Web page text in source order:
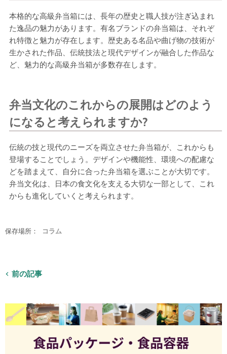
本格的な高級弁当箱には、長年の歴史と職人技が注ぎ込まれ
た逸品の魅力があります。有名ブランドの弁当箱は、それぞ
れ特徴と魅力が存在します。歴史ある名品や曲げ物の技術が
生かされた作品、伝統技法と現代デザインが融合した作品な
ど、魅力的な高級弁当箱が多数存在します。
弁当文化のこれからの展開はどのよう
になると考えられますか?
伝統の技と現代のニーズを両立させた弁当箱が、これからも
登場することでしょう。デザインや機能性、環境への配慮な
どを踏まえて、自分に合った弁当箱を選ぶことが大切です。
弁当文化は、日本の食文化を支える大切な一部として、これ
からも進化していくと考えられます。
保存場所： コラム
前の記事